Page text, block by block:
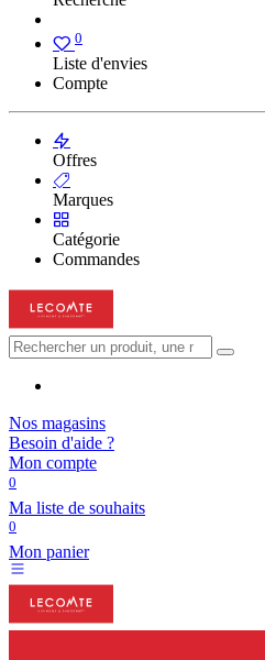
0
Liste d'envies
Compte
Offres
Marques
Catégorie
Commandes
Nos magasins
Besoin d'aide ?
Mon compte
0
Ma liste de souhaits
0
Mon panier